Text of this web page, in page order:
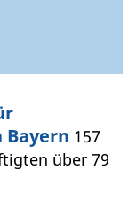
157
über 79